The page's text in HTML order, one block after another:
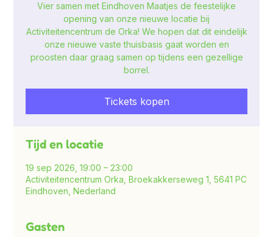
Vier samen met Eindhoven Maatjes de feestelijke
opening van onze nieuwe locatie bij
Activiteitencentrum de Orka! We hopen dat dit eindelijk
onze nieuwe vaste thuisbasis gaat worden en
proosten daar graag samen op tijdens een gezellige
borrel.
Tickets kopen
Tijd en locatie
19 sep 2026, 19:00 – 23:00
Activiteitencentrum Orka, Broekakkerseweg 1, 5641 PC
Eindhoven, Nederland
Gasten